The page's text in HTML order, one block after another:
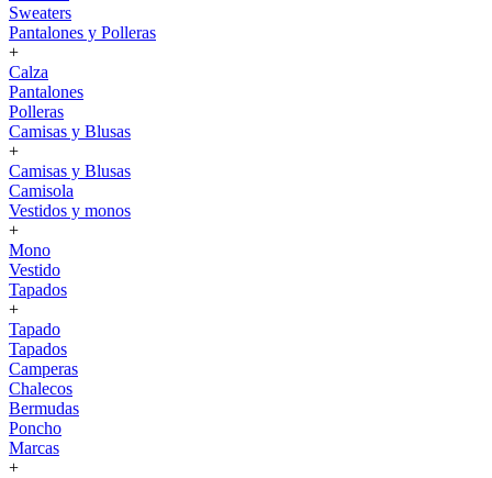
Sweaters
Pantalones y Polleras
+
Calza
Pantalones
Polleras
Camisas y Blusas
+
Camisas y Blusas
Camisola
Vestidos y monos
+
Mono
Vestido
Tapados
+
Tapado
Tapados
Camperas
Chalecos
Bermudas
Poncho
Marcas
+